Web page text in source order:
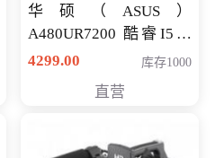
华硕（ASUS）
A480UR7200 酷睿I5超
薄学生办公游戏独显笔
NV930-2G独
4299.00 库存1000
直营